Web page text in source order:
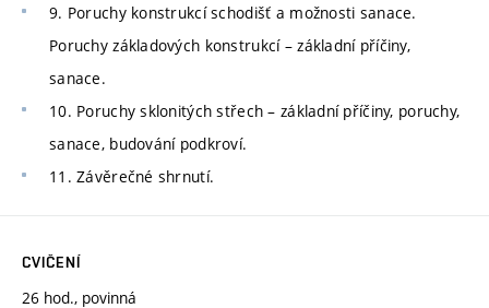
9. Poruchy konstrukcí schodišť a možnosti sanace.
Poruchy základových konstrukcí – základní příčiny,
sanace.
10. Poruchy sklonitých střech – základní příčiny, poruchy,
sanace, budování podkroví.
11. Závěrečné shrnutí.
CVIČENÍ
26 hod., povinná